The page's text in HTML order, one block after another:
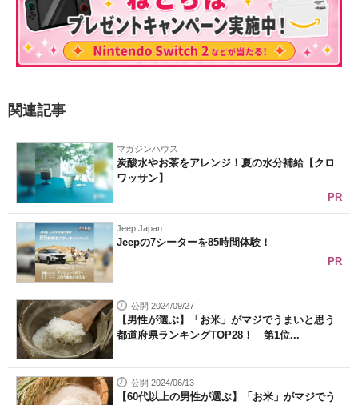
関連記事
マガジンハウス
炭酸水やお茶をアレンジ！夏の水分補給【クロ
ワッサン】
PR
Jeep Japan
Jeepの7シーターを85時間体験！
PR
公開 2024/09/27
【男性が選ぶ】「お米」がマジでうまいと思う
都道府県ランキングTOP28！ 第1位...
公開 2024/06/13
【60代以上の男性が選ぶ】「お米」がマジでう